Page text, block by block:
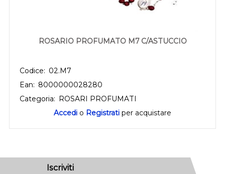
ROSARIO PROFUMATO M7 C/ASTUCCIO
Codice: 02.M7
Ean: 8000000028280
Categoria: ROSARI PROFUMATI
Accedi o Registrati per acquistare
Iscriviti